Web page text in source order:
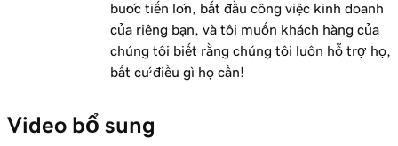
bước tiến lớn, bắt đầu công việc kinh doanh
của riêng bạn, và tôi muốn khách hàng của
chúng tôi biết rằng chúng tôi luôn hỗ trợ họ,
bất cứ điều gì họ cần!
Video bổ sung